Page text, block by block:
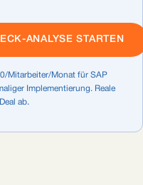
ANALYSE STARTEN
Mitarbeiter/Monat für SAP
Implementierung. Reale
ab.